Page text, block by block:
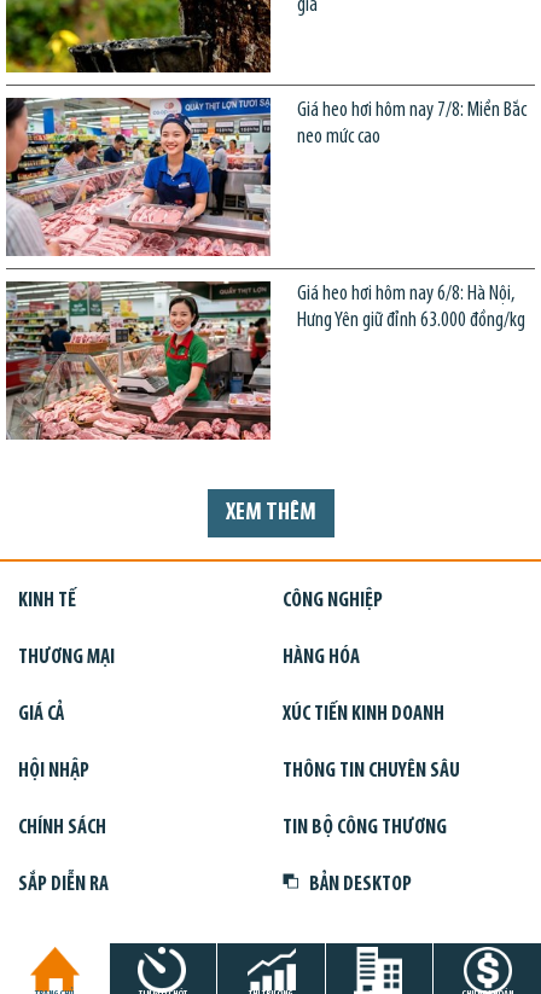
giá
Giá heo hơi hôm nay 7/8: Miền Bắc
neo mức cao
Giá heo hơi hôm nay 6/8: Hà Nội,
Hưng Yên giữ đỉnh 63.000 đồng/kg
XEM THÊM
KINH TẾ CÔNG NGHIỆP
THƯƠNG MẠI HÀNG HÓA
GIÁ CẢ XÚC TIẾN KINH DOANH
HỘI NHẬP THÔNG TIN CHUYÊN SÂU
CHÍNH SÁCH TIN BỘ CÔNG THƯƠNG
SẮP DIỄN RA BẢN DESKTOP